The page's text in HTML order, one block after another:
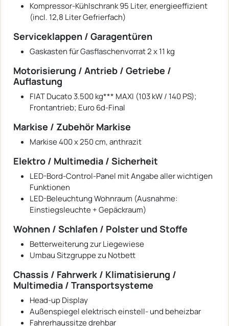
Kompressor-Kühlschrank 95 Liter, energieeffizient
(incl. 12,8 Liter Gefrierfach)
Serviceklappen / Garagentüren
Gaskasten für Gasflaschenvorrat 2 x 11 kg
Motorisierung / Antrieb / Getriebe /
Auflastung
FIAT Ducato 3.500 kg*** MAXI (103 kW / 140 PS);
Frontantrieb; Euro 6d-Final
Markise / Zubehör Markise
Markise 400 x 250 cm, anthrazit
Elektro / Multimedia / Sicherheit
LED-Bord-Control-Panel mit Angabe aller wichtigen
Funktionen
LED-Beleuchtung Wohnraum (Ausnahme:
Einstiegsleuchte + Gepäckraum)
Wohnen / Schlafen / Polster und Stoffe
Betterweiterung zur Liegewiese
Umbau Sitzgruppe zu Notbett
Chassis / Fahrwerk / Klimatisierung /
Multimedia / Transportsysteme
Head-up Display
Außenspiegel elektrisch einstell- und beheizbar
Fahrerhaussitze drehbar